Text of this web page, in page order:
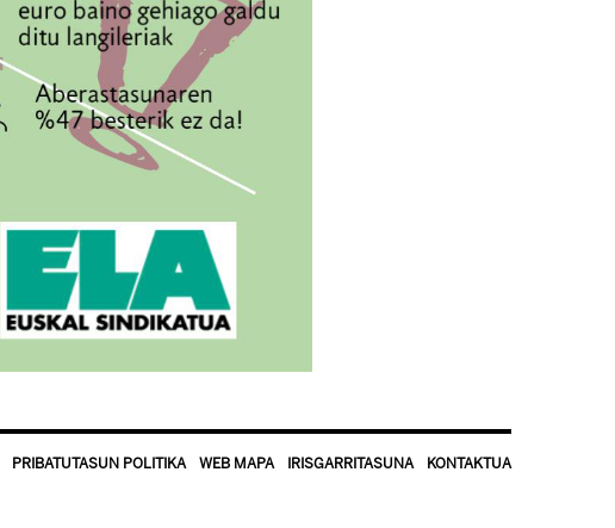
PRIBATUTASUN POLITIKA WEB MAPA IRISGARRITASUNA KONTAKTUA